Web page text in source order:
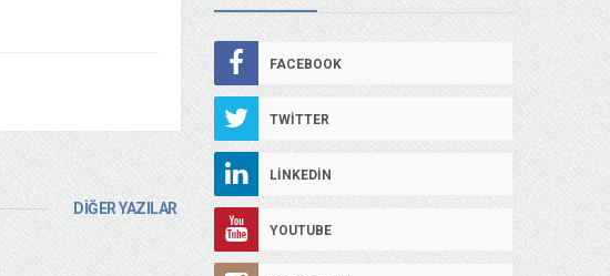
DİĞER YAZILAR
FACEBOOK
TWITTER
LINKEDIN
YOUTUBE